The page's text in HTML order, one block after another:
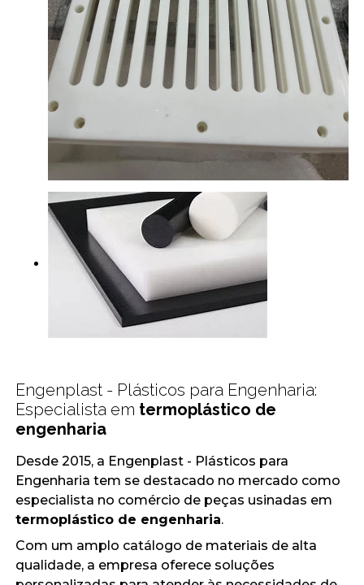
Engenplast - Plásticos para Engenharia:
Especialista em termoplástico de
engenharia
Desde 2015, a Engenplast - Plásticos para
Engenharia tem se destacado no mercado como
especialista no comércio de peças usinadas em
termoplástico de engenharia.
Com um amplo catálogo de materiais de alta
qualidade, a empresa oferece soluções